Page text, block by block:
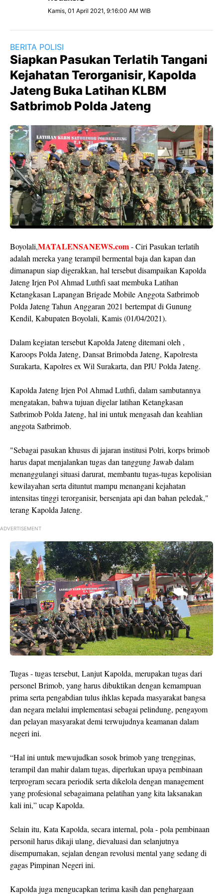
Kamis, 01 April 2021, 9:16:00 AM WIB
BERITA POLISI
Siapkan Pasukan Terlatih Tangani
Kejahatan Terorganisir, Kapolda
Jateng Buka Latihan KLBM
Satbrimob Polda Jateng
Boyolali,MATALENSANEWS.com- Ciri Pasukan terlatih
adalah mereka yang terampil bermental baja dan kapan dan
dimanapun siap digerakkan, hal tersebut disampaikan Kapolda
Jateng Irjen Pol Ahmad Luthfi saat membuka Latihan
Ketangkasan Lapangan Brigade Mobile Anggota Satbrimob
Polda Jateng Tahun Anggaran 2021 bertempat di Gunung
Kendil, Kabupaten Boyolali, Kamis (01/04/2021).
Dalam kegiatan tersebut Kapolda Jateng ditemani oleh ,
Karoops Polda Jateng, Dansat Brimobda Jateng, Kapolresta
Surakarta, Kapolres ex Wil Surakarta, dan PJU Polda Jateng.
Kapolda Jateng Irjen Pol Ahmad Luthfi, dalam sambutannya
mengatakan, bahwa tujuan digelar latihan Ketangkasan
Satbrimob Polda Jateng, hal ini untuk mengasah dan keahlian
anggota Satbrimob.
"Sebagai pasukan khusus di jajaran institusi Polri, korps brimob
harus dapat menjalankan tugas dan tanggung Jawab dalam
menanggulangi situasi darurat, membantu tugas-tugas kepolisian
kewilayahan serta dituntut mampu menangani kejahatan
intensitas tinggi terorganisir, bersenjata api dan bahan peledak,"
terang Kapolda Jateng.
ADVERTISEMENT
Tugas - tugas tersebut, Lanjut Kapolda, merupakan tugas dari
personel Brimob, yang harus dibuktikan dengan kemampuan
prima serta pengabdian tulus ihklas kepada masyarakat bangsa
dan negara melalui implementasi sebagai pelindung, pengayom
dan pelayan masyarakat demi terwujudnya keamanan dalam
negeri ini.
“Hal ini untuk mewujudkan sosok brimob yang trengginas,
terampil dan mahir dalam tugas, diperlukan upaya pembinaan
terprogram secara periodik serta dikelola dengan management
yang profesional sebagaimana pelatihan yang kita laksanakan
kali ini,” ucap Kapolda.
Selain itu, Kata Kapolda, secara internal, pola - pola pembinaan
personil harus dikaji ulang, dievaluasi dan selanjutnya
disempurnakan, sejalan dengan revolusi mental yang sedang di
gagas Pimpinan Negeri ini.
Kapolda juga mengucapkan terima kasih dan penghargaan